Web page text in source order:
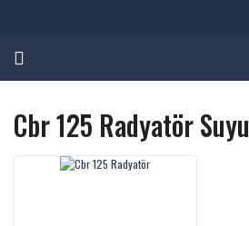
Cbr 125 Radyatör Suyu